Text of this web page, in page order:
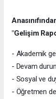
"Gelişim
- Akademik
- Devam
- Sosyal ve
- Öğretmen